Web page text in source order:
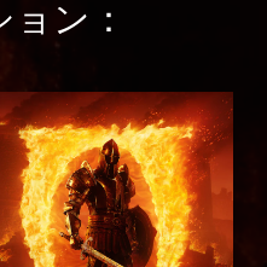
ン：